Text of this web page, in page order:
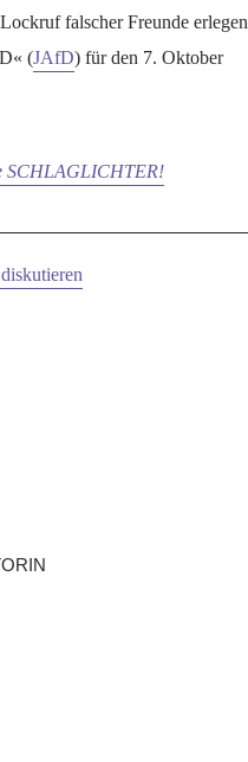
falscher Freunde erlegen
(JAfD) für den 7. Oktober
SCHLAGLICHTER!